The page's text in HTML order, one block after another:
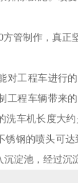
方管制作，真正
对工程车进行
工程车辆带来
洗车机长度大
锈钢的喷头可
淀池，经过沉